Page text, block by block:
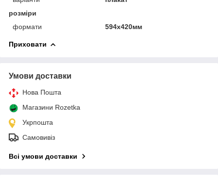
розміри
формати
594х420мм
Приховати
Умови доставки
Нова Пошта
Магазини Rozetka
Укрпошта
Самовивіз
Всі умови доставки